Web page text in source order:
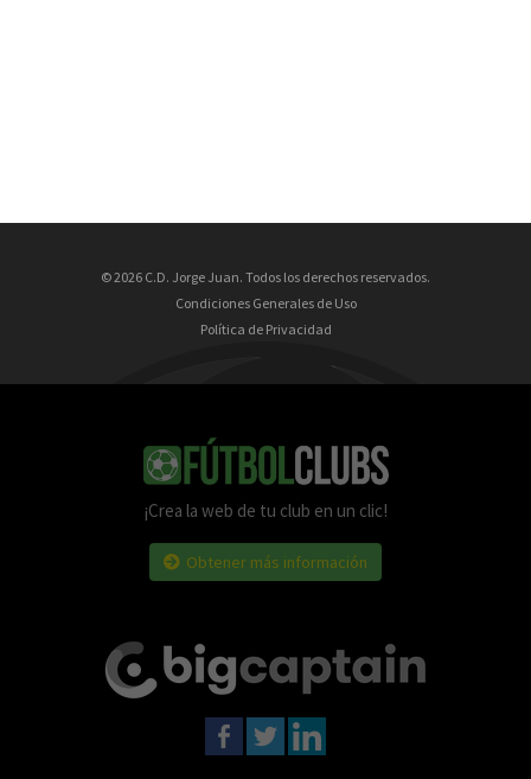
© 2026 C.D. Jorge Juan. Todos los derechos reservados.
Condiciones Generales de Uso
Política de Privacidad
¡Crea la web de tu club en un clic!
Obtener más información